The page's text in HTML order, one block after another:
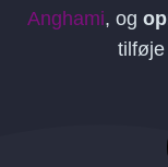
Anghami, og